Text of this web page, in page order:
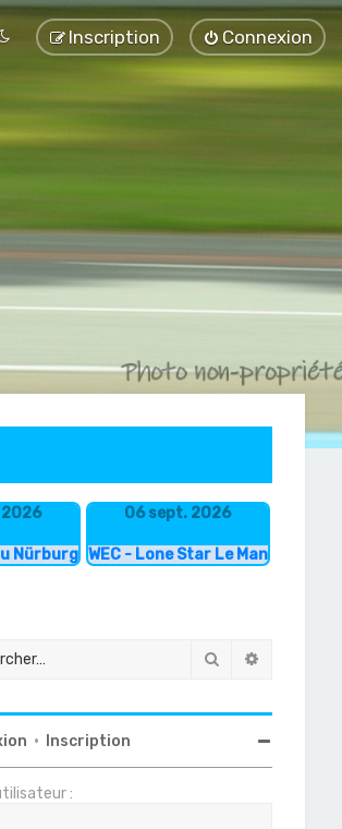
Connexion
Inscription
Nürburgring
06 sept. 2026
WEC - Lone Star Le Mans
Rechercher
• Inscription
: